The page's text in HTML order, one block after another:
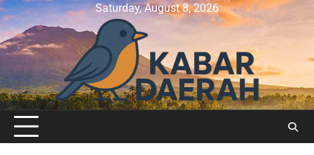
Skip
to
content
Saturday, August 8, 2026